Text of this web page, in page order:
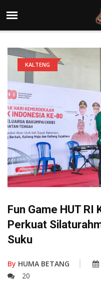
KALTENG
Fun Game HUT RI
Perkuat
Suku
By HUMA BETANG
20